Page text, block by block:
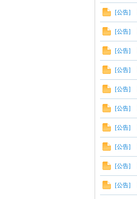
[公告]
[公告]
[公告]
[公告]
[公告]
[公告]
[公告]
[公告]
[公告]
[公告]